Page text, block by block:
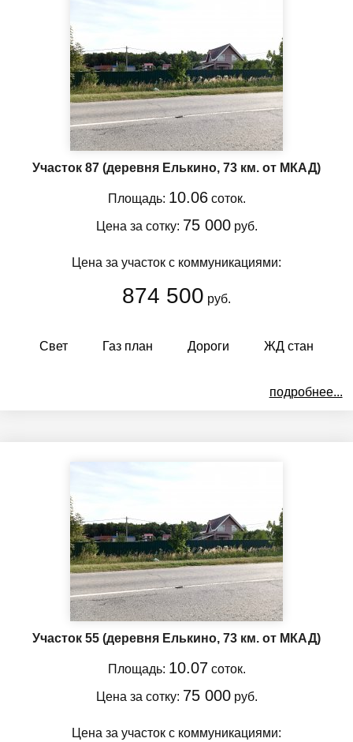
Участок 87 (деревня Елькино, 73 км. от МКАД)
Площадь: 10.06соток.
Цена за сотку: 75 000руб.
Цена за участок с коммуникациями:
874 500 руб.
Свет Газ план Дороги ЖД стан
подробнее...
Участок 55 (деревня Елькино, 73 км. от МКАД)
Площадь: 10.07 соток.
Цена за сотку: 75 000руб.
Цена за участок с коммуникациями: